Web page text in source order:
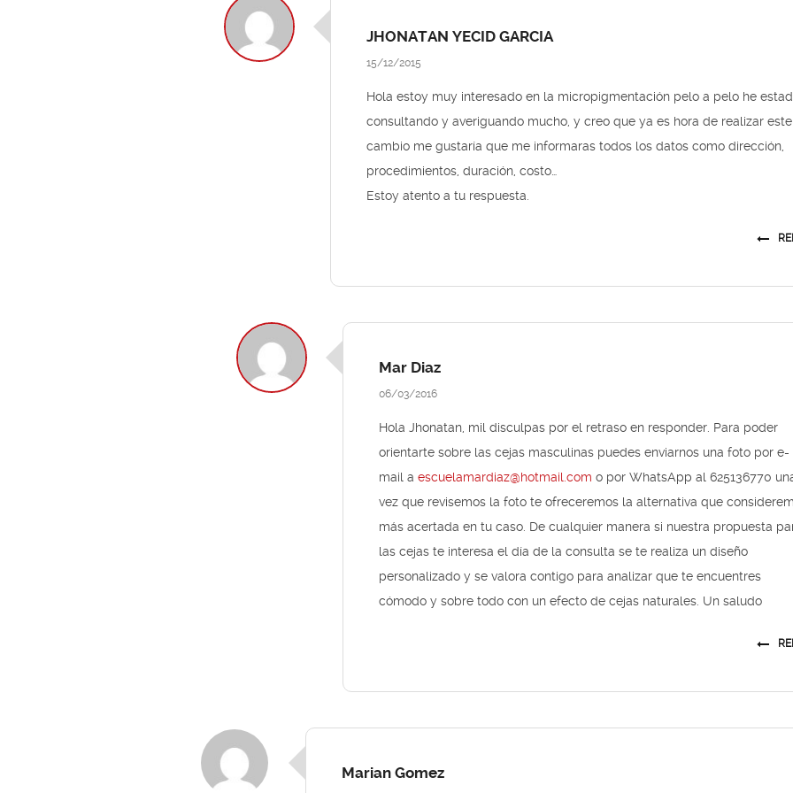
JHONATAN YECID GARCIA
15/12/2015
Hola estoy muy interesado en la micropigmentación pelo a pelo he
consultando y averiguando mucho, y creo que ya es hora de realizar este
cambio me gustaría que me informaras todos los datos como dirección,
procedimientos, duración, costo…
Estoy atento a tu respuesta.
Mar Diaz
06/03/2016
Hola Jhonatan, mil disculpas por el retraso en responder. Para poder
orientarte sobre las cejas masculinas puedes enviarnos una foto por e-
mail a escuelamardiaz@hotmail.com o por WhatsApp al 625136770
vez que revisemos la foto te ofreceremos la alternativa que
más acertada en tu caso. De cualquier manera si nuestra propuesta
las cejas te interesa el día de la consulta se te realiza un diseño
personalizado y se valora contigo para analizar que te encuentres
cómodo y sobre todo con un efecto de cejas naturales. Un saludo
Marian Gomez